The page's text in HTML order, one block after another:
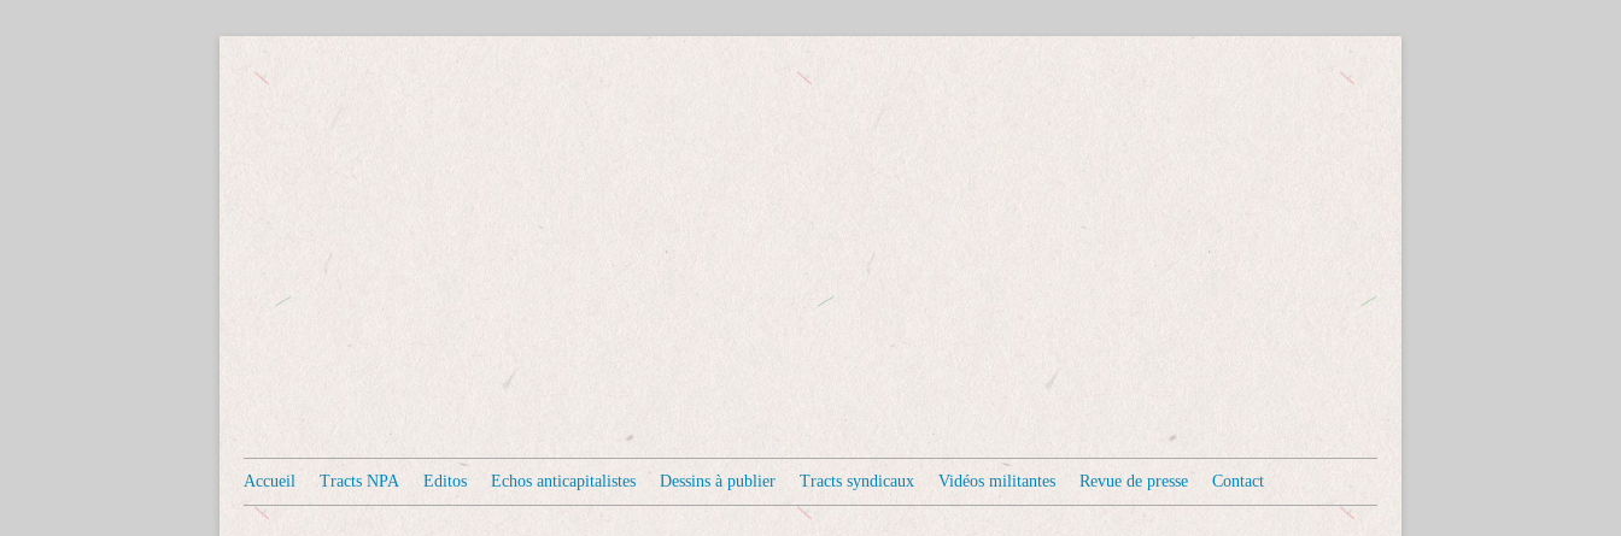
Accueil Tracts NPA Editos Echos anticapitalistes Dessins à publier Tracts syndicaux Vidéos militantes Revue de presse Contact